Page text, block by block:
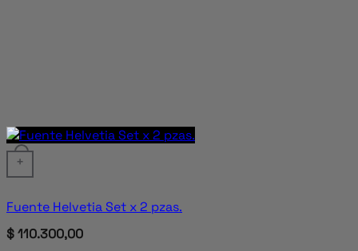
+
Fuente Helvetia Set x 2 pzas.
$110.300,00